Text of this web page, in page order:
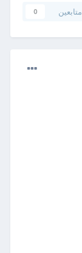
متابعين 0